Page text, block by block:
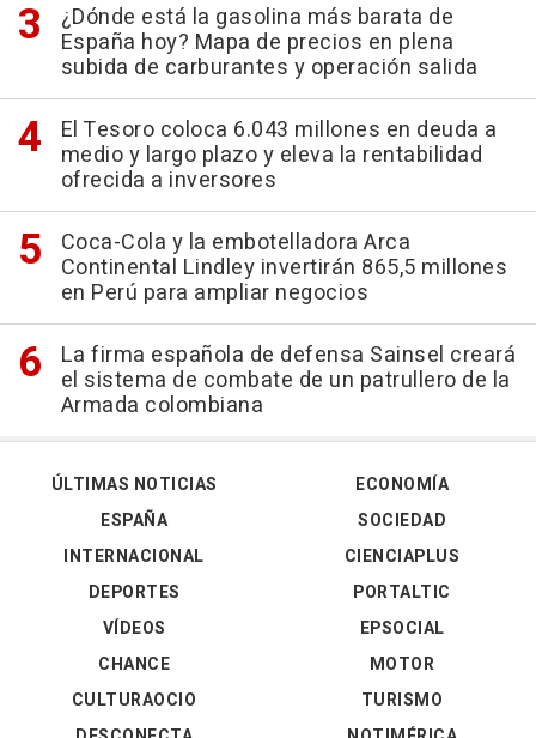
¿Dónde está la gasolina más barata de
España hoy? Mapa de precios en plena
subida de carburantes y operación salida
El Tesoro coloca 6.043 millones en deuda a
medio y largo plazo y eleva la rentabilidad
ofrecida a inversores
Coca-Cola y la embotelladora Arca
Continental Lindley invertirán 865,5 millones
en Perú para ampliar negocios
La firma española de defensa Sainsel creará
el sistema de combate de un patrullero de la
Armada colombiana
ÚLTIMAS NOTICIAS
ESPAÑA
INTERNACIONAL
DEPORTES
VÍDEOS
ECONOMÍA
SOCIEDAD
CIENCIAPLUS
PORTALTIC
EPSOCIAL
CHANCE
CULTURAOCIO
MOTOR
TURISMO